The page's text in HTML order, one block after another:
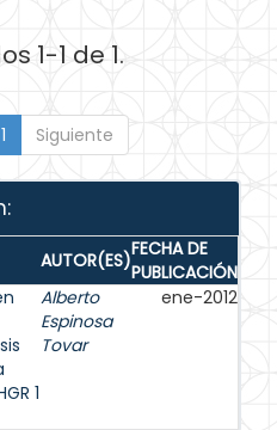
1-1 de 1.
1 Siguiente
AUTOR(ES)FECHA DE
PUBLICACIÓN
1
Alberto
Espinosa
Tovar
ene-2012